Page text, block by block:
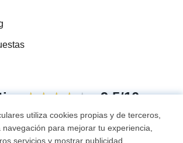
★★★★★ 9,5/10
opiniones de alumnos
utiliza cookies propias y de terceros,
para mejorar tu experiencia,
servicios y mostrar publicidad.